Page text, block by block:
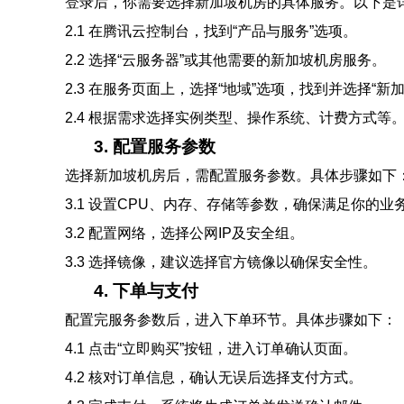
2.1 在腾讯云控制台，找到“产品与服务”选项。
2.2 选择“云服务器”或其他需要的新加坡机房服务。
2.3 在服务页面上，选择“地域”选项，找到并选择“新加
2.4 根据需求选择实例类型、操作系统、计费方式等。
3. 配置服务参数
选择新加坡机房后，需配置服务参数。具体步骤如下：
3.1 设置CPU、内存、存储等参数，确保满足你的业
3.2 配置网络，选择公网IP及安全组。
3.3 选择镜像，建议选择官方镜像以确保安全性。
4. 下单与支付
配置完服务参数后，进入下单环节。具体步骤如下：
4.1 点击“立即购买”按钮，进入订单确认页面。
4.2 核对订单信息，确认无误后选择支付方式。